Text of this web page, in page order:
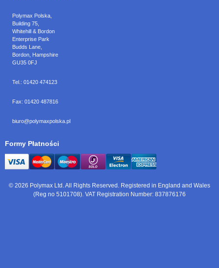
Polymax Polska
Building 75,
Whitehill & Bordon
Enterprise Park
Budds Lane
Bordon Hampshire
GU35 0FJ
Tel.: 01420 474123
Fax: 01420 487816
biuro@polymaxpolska.pl
Formy Płatności
© 2026 Polymax Ltd. All Rights Reserved. Registered in England and Wales
(Reg no 5101708). VAT Registration Number: 837876176